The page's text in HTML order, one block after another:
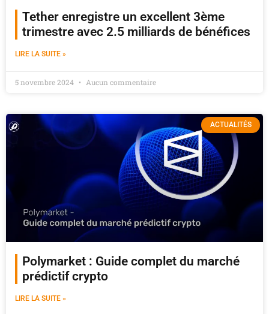
Tether enregistre un excellent 3ème
trimestre avec 2.5 milliards de bénéfices
LIRE LA SUITE »
5 novembre 2024 Aucun commentaire
ACTUALITÉS
Polymarket : Guide complet du marché
prédictif crypto
LIRE LA SUITE »